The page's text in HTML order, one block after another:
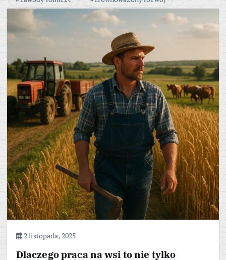
2 listopada, 2025
Dlaczego praca na wsi to nie tylko